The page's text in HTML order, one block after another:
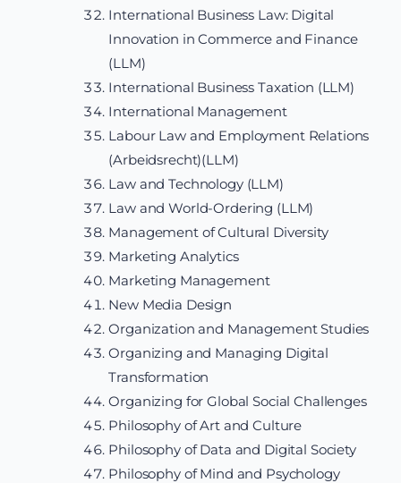
International Business Law: Digital
Innovation in Commerce and Finance
(LLM)
International Business Taxation (LLM)
International Management
Labour Law and Employment Relations
(Arbeidsrecht)(LLM)
Law and Technology (LLM)
Law and World-Ordering (LLM)
Management of Cultural Diversity
Marketing Analytics
Marketing Management
New Media Design
Organization and Management Studies
Organizing and Managing Digital
Transformation
Organizing for Global Social Challenges
Philosophy of Art and Culture
Philosophy of Data and Digital Society
Philosophy of Mind and Psychology